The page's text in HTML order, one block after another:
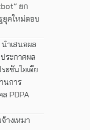
ยก
ยุคใหม่ตอบ
ำเสนอผล
ระกาศผล
ะชันไอเดีย
นการ
PDPA
างเหมา